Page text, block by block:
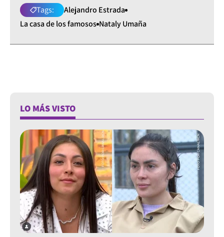
Tags:
Alejandro Estrada
La casa de los famosos Nataly Umaña
LO MÁS VISTO